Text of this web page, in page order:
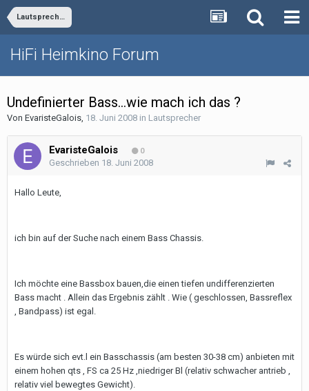
Lautsprecher
HiFi Heimkino Forum
Undefinierter Bass...wie mach ich das ?
Von EvaristeGalois, 18. Juni 2008 in Lautsprecher
EvaristeGalois 0
Geschrieben 18. Juni 2008
Hallo Leute,
ich bin auf der Suche nach einem Bass Chassis.
Ich möchte eine Bassbox bauen,die einen tiefen undifferenzierten
Bass macht . Allein das Ergebnis zählt . Wie ( geschlossen, Bassreflex
, Bandpass) ist egal.
Es würde sich evt.l ein Basschassis (am besten 30-38 cm) anbieten mit
einem hohen qts , FS ca 25 Hz ,niedriger Bl (relativ schwacher antrieb ,
relativ viel bewegtes Gewicht).